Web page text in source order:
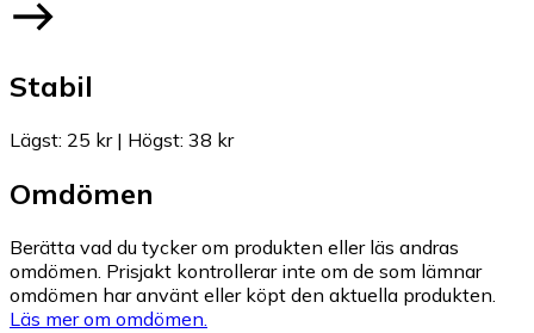
Stabil
Lägst: 25 kr| Högst: 38 kr
Omdömen
Berätta vad du tycker om produkten eller läs andras
omdömen. Prisjakt kontrollerar inte om de som lämnar
omdömen har använt eller köpt den aktuella produkten.
Läs mer om omdömen.